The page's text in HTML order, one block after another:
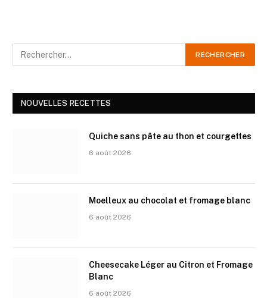
NOUVELLES RECETTES
Quiche sans pâte au thon et courgettes
6 août 2026
Moelleux au chocolat et fromage blanc
6 août 2026
Cheesecake Léger au Citron et Fromage
Blanc
6 août 2026